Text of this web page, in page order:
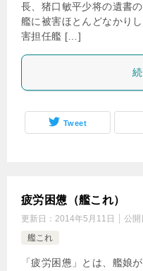
長、猪口敏平少将の遺書
艦に被害ほとんどなかり
害担任艦 […]
Tweet
疲労困憊（艦これ）
更新日： 2014年5月11日 公開
艦これ
「疲労困憊」とは、艦娘